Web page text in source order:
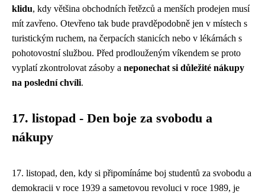
klidu, kdy většina obchodních řetězců a menších prodejen musí
mít zavřeno. Otevřeno tak bude pravděpodobně jen v místech s
turistickým ruchem, na čerpacích stanicích nebo v lékárnách s
pohotovostní službou. Před prodlouženým víkendem se proto
vyplatí zkontrolovat zásoby a neponechat si důležité nákupy
na poslední chvíli.
17. listopad - Den boje za svobodu a
nákupy
17. listopad, den, kdy si připomínáme boj studentů za svobodu a
demokracii v roce 1939 a sametovou revoluci v roce 1989, je